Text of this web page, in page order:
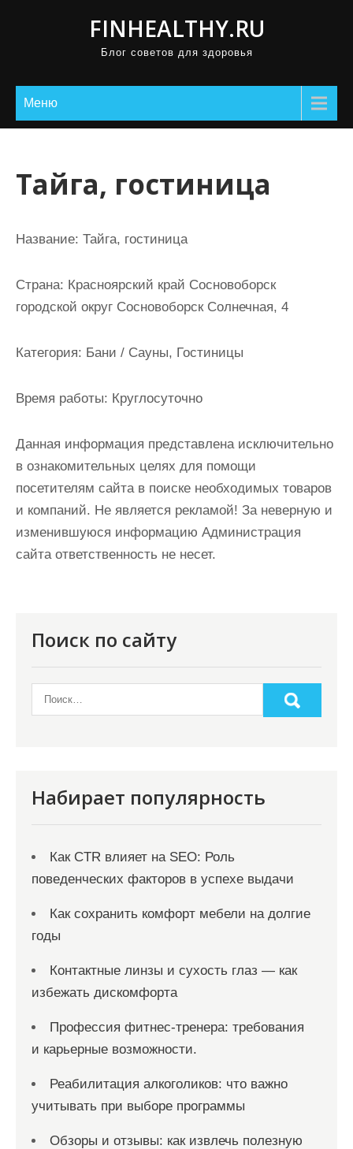
FINHEALTHY.RU
Блог советов для здоровья
Меню
Тайга, гостиница
Название: Тайга, гостиница
Страна: Красноярский край Сосновоборск
городской округ Сосновоборск Солнечная, 4
Категория: Бани / Сауны, Гостиницы
Время работы: Круглосуточно
Данная информация представлена исключительно
в ознакомительных целях для помощи
посетителям сайта в поиске необходимых товаров
и компаний. Не является рекламой! За неверную и
изменившуюся информацию Администрация
сайта ответственность не несет.
Поиск по сайту
Набирает популярность
Как CTR влияет на SEO: Роль
поведенческих факторов в успехе выдачи
Как сохранить комфорт мебели на долгие
годы
Контактные линзы и сухость глаз — как
избежать дискомфорта
Профессия фитнес-тренера: требования
и карьерные возможности.
Реабилитация алкоголиков: что важно
учитывать при выборе программы
Обзоры и отзывы: как извлечь полезную